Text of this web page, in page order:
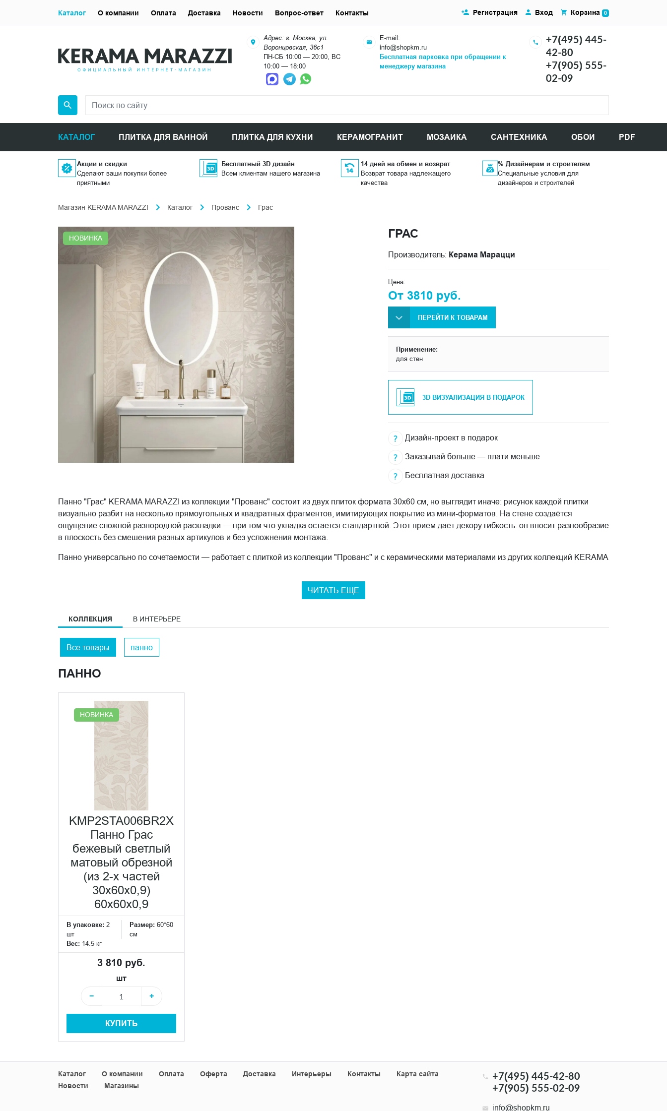
Адрес: г. Москва, ул.
Воронцовская, 36с1
ПН-СБ 10:00 — 20:00, ВС
10:00 — 18:00
E-mail:
info@shopkm.ru
Бесплатная парковка при обращении к
менеджеру магазина
+7(495) 445-
42-80
+7(905) 555-
02-09
КАТАЛОГ ПЛИТКА ДЛЯ ВАННОЙ ПЛИТКА ДЛЯ КУХНИ КЕРАМОГРАНИТ МОЗАИКА САНТЕХНИКА ОБОИ PDF
Регистрация Вход Корзина 0
Каталог О компании Оплата Доставка Новости Вопрос-ответ Контакты
Акции и скидки
Сделают ваши покупки более
приятными
Бесплатный 3D дизайн
Всем клиентам нашего магазина
14 дней на обмен и возврат
Возврат товара надлежащего
качества
% Дизайнерам и строителям
Специальные условия для
дизайнеров и строителей
Магазин KERAMA MARAZZI Каталог Прованс Грас
НОВИНКА ГРАС
Производитель: Керама Марацци
Цена:
От 3810 руб.
ПЕРЕЙТИ К ТОВАРАМ
Применение:
для стен
3D ВИЗУАЛИЗАЦИЯ В ПОДАРОК
Дизайн-проект в подарок
Заказывай больше — плати меньше
Бесплатная доставка
Панно "Грас" KERAMA MARAZZI из коллекции "Прованс" состоит из двух плиток формата 30x60 см, но выглядит иначе: рисунок каждой плитки
визуально разбит на несколько прямоугольных и квадратных фрагментов, имитирующих покрытие из мини-форматов. На стене создаётся
ощущение сложной разнородной раскладки — при том что укладка остается стандартной. Этот приём даёт декору гибкость: он вносит разнообразие
в плоскость без смешения разных артикулов и без усложнения монтажа.
Панно универсально по сочетаемости — работает с плиткой из коллекции "Прованс" и с керамическими материалами из других коллекций KERAMA
давший название декору, известен как мировая столица парфюмерии: здесь расположены крупные парфюмерные производства и исторические
сады с розами, жасмином и лавандой — растениями, без которых не обходится ни один знаковый аромат.
ЧИТАТЬ ЕЩЕ
КОЛЛЕКЦИЯ В ИНТЕРЬЕРЕ
Все товары панно
ПАННО
НОВИНКА
KMP2STA006BR2X
Панно Грас
бежевый светлый
матовый обрезной
(из 2-х частей
30x60x0,9)
60x60x0,9
В упаковке: 2
шт
Размер: 60*60
см
Вес: 14.5 кг
3 810 руб.
шт
−
+
КУПИТЬ
Каталог О компании Оплата Оферта Доставка Интерьеры Контакты
Карта сайта
Новости
Магазины
+7(495) 445-42-80
+7(905) 555-02-09
info@shopkm.ru